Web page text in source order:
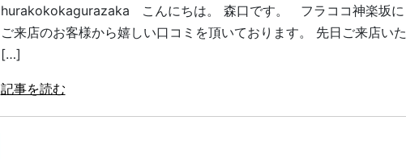
hurakokokagurazaka こんにちは。 森口です。 フラココ神楽坂に
ご来店のお客様から嬉しい口コミを頂いております。 先日ご来店いた
[…]
記事を読む